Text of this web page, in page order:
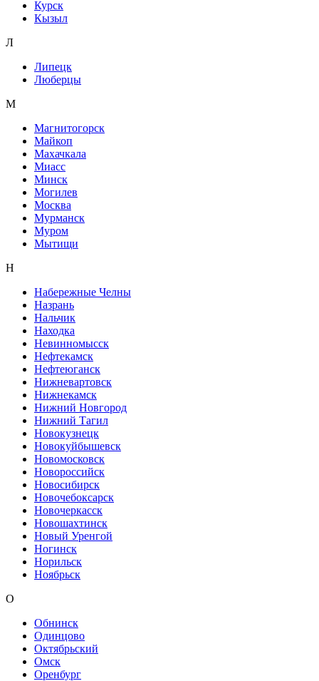
Курск
Кызыл
Л
Липецк
Люберцы
М
Магнитогорск
Майкоп
Махачкала
Миасс
Минск
Могилев
Москва
Мурманск
Муром
Мытищи
Н
Набережные Челны
Назрань
Нальчик
Находка
Невинномысск
Нефтекамск
Нефтеюганск
Нижневартовск
Нижнекамск
Нижний Новгород
Нижний Тагил
Новокузнецк
Новокуйбышевск
Новомосковск
Новороссийск
Новосибирск
Новочебоксарск
Новочеркасск
Новошахтинск
Новый Уренгой
Ногинск
Норильск
Ноябрьск
О
Обнинск
Одинцово
Октябрьский
Омск
Оренбург